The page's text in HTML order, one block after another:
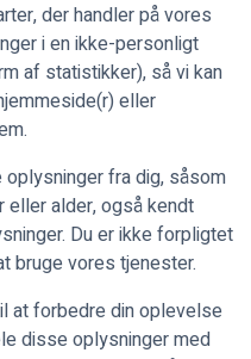
der handler på vores
i en ikke-personligt
af statistikker), så vi kan
eller
fra dig, såsom
alder, også kendt
Du er ikke forpligtet
bruge vores tjenester.
at forbedre din oplevelse
disse oplysninger med